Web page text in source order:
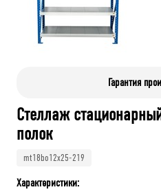
Гарантия
Стеллаж
полок
mt18bo12x25-219
Характеристики: